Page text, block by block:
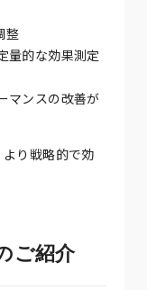
整
量的な効果測定
マンスの改善が
り戦略的で効
ご紹介